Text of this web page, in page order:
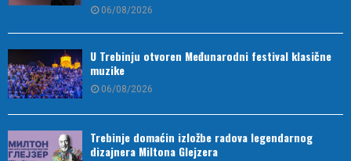
06/08/2026
U Trebinju otvoren Međunarodni festival klasične
muzike
06/08/2026
Trebinje domaćin izložbe radova legendarnog
dizajnera Miltona Glejzera